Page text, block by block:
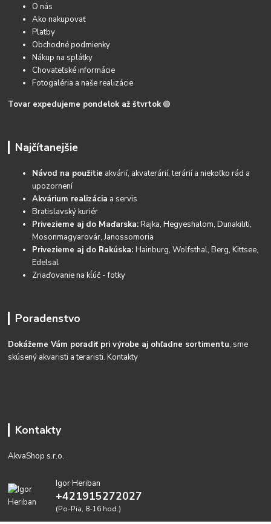
O nás
Ako nakupovať
Platby
Obchodné podmienky
Nákup na splátky
Chovateľské informácie
Fotogaléria a naše realizácie
Tovar expedujeme pondelok až štvrtok 🟢
Najčítanejšie
Návod na použitie akvárií, akvaterárií, terárií a niekoľko rád a
upozornení
Akvárium realizácia a servis
Bratislavský kuriér
Privezieme aj do Maďarska:Rajka, Hegyeshalom, Dunakiliti,
Mosonmagyarovár, Janossomoria
Privezieme aj do Rakúska:Hainburg, Wolfsthal, Berg, Kittsee,
Edelsal
Zriaďovanie na kĺúč - fotky
Poradenstvo
Dokážeme Vám poradiť pri výrobe aj ohľadne sortimentu, sme
skúsený akvaristi a teraristi.Kontakty
Kontakty
AkvaShop s.r.o.
Igor Heriban
+421915272027
(Po-Pia, 8-16 hod.)